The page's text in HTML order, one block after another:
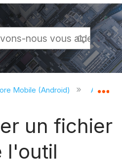
la hiérarchie
Mobile (Android)
un fichier
l'outil